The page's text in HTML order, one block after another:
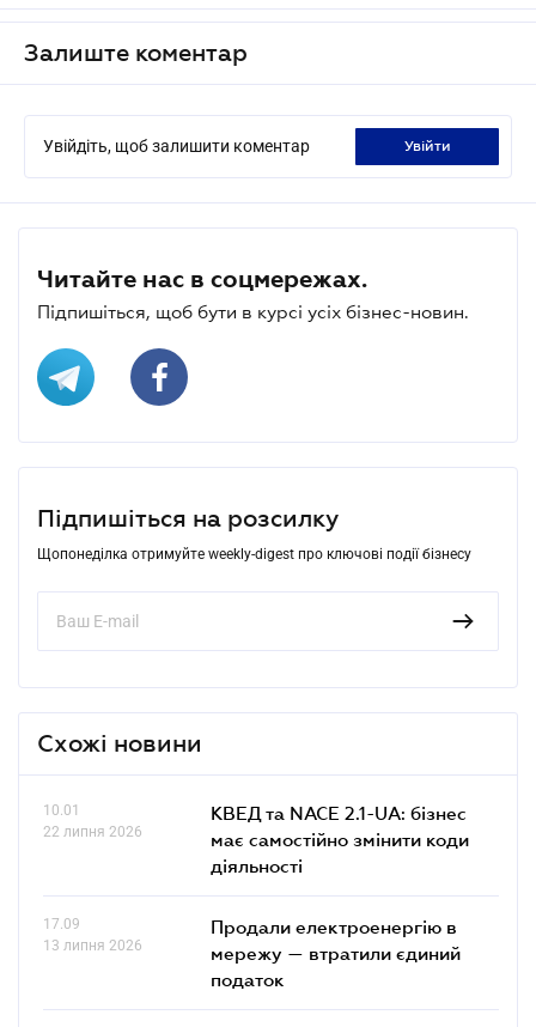
Залиште коментар
Увійдіть, щоб залишити коментар увійти
Читайте нас в соцмережах.
Підпишіться, щоб бути в курсі усіх бізнес-новин.
Підпишіться на розсилку
Щопонеділка отримуйте weekly-digest про ключові події бізнесу
Схожі новини
10.01
22 липня 2026
КВЕД та NACE 2.1-UA: бізнес
має самостійно змінити коди
діяльності
17.09
13 липня 2026
Продали електроенергію в
мережу — втратили єдиний
податок